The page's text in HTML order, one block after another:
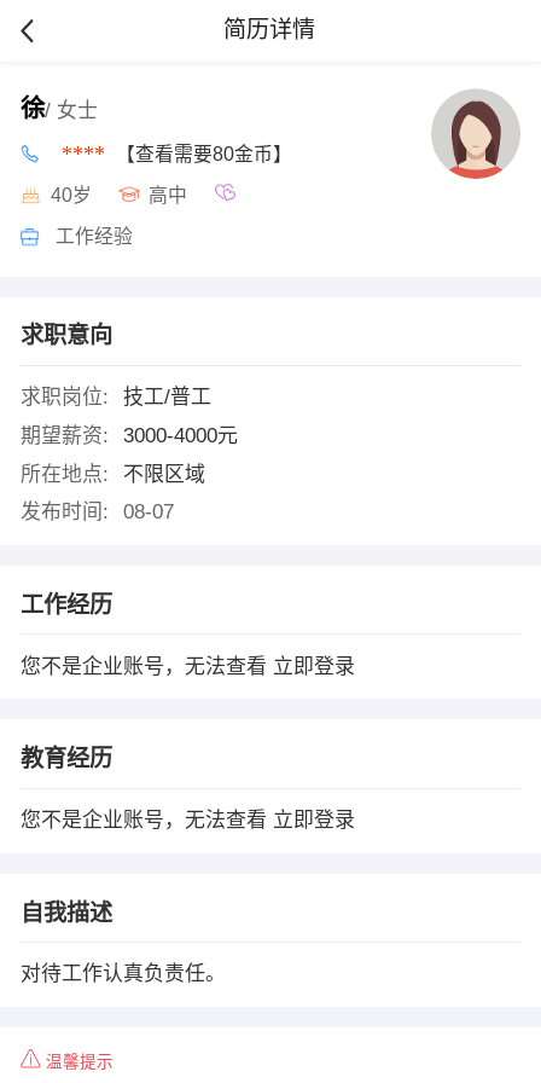
简历详情
徐/ 女士
**** 【查看需要80金币】
40岁 高中
工作经验
求职意向
求职岗位:
技工/普工
期望薪资:
3000-4000元
所在地点:
不限区域
发布时间:
08-07
工作经历
您不是企业账号，无法查看 立即登录
教育经历
您不是企业账号，无法查看 立即登录
自我描述
对待工作认真负责任。
温馨提示